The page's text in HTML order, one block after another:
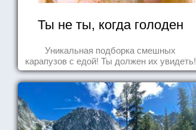
Ты не ты, когда голоден
Уникальная подборка смешных
карапузов с едой! Ты должен их увидеть!